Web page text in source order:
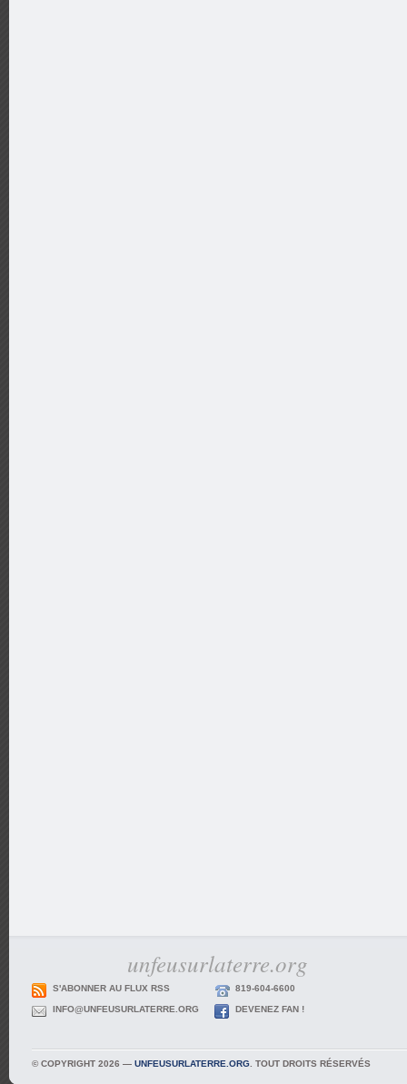
unfeusurlaterre.org
S'ABONNER AU FLUX RSS 819-604-6600
INFO@UNFEUSURLATERRE.ORG DEVENEZ FAN !
© COPYRIGHT 2026 — UNFEUSURLATERRE.ORG . TOUT DROITS RÉSERVÉS